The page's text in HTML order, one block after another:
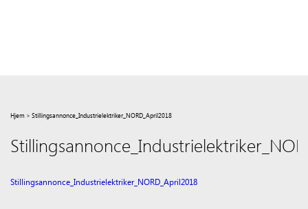
Hjem > Stillingsannonce_Industrielektriker_NORD_April2018
Stillingsannonce_Industrielektriker_NORD_April2018